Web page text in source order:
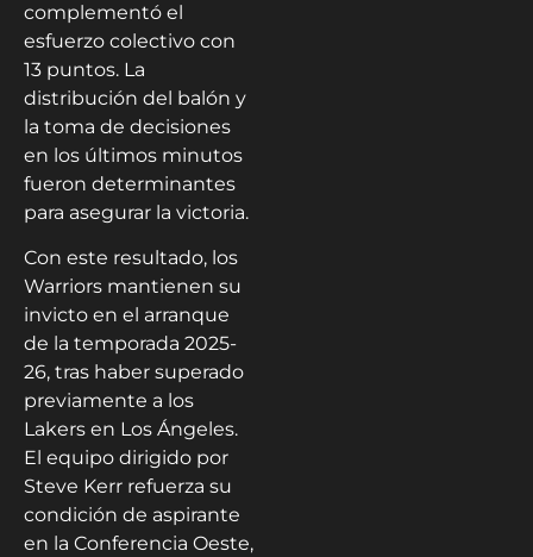
complementó el
esfuerzo colectivo con
13 puntos. La
distribución del balón y
la toma de decisiones
en los últimos minutos
fueron determinantes
para asegurar la victoria.
Con este resultado, los
Warriors mantienen su
invicto en el arranque
de la temporada 2025-
26, tras haber superado
previamente a los
Lakers en Los Ángeles.
El equipo dirigido por
Steve Kerr refuerza su
condición de aspirante
en la Conferencia Oeste,